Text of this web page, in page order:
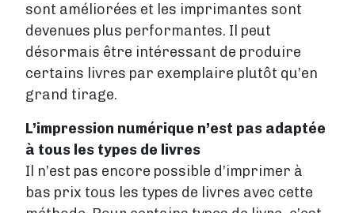
sont améliorées et les imprimantes sont
devenues plus performantes. Il peut
désormais être intéressant de produire
certains livres par exemplaire plutôt qu’en
grand tirage.
L’impression numérique n’est pas adaptée
à tous les types de livres
Il n’est pas encore possible d’imprimer à
bas prix tous les types de livres avec cette